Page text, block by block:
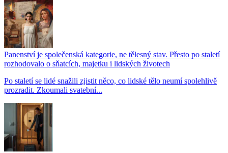
Panenství je společenská kategorie, ne tělesný stav. Přesto po staletí
rozhodovalo o sňatcích, majetku i lidských životech
Po staletí se lidé snažili zjistit něco, co lidské tělo neumí spolehlivě
prozradit. Zkoumali svatební...